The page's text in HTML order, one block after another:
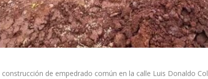
de empedrado común en la calle Luis Donaldo